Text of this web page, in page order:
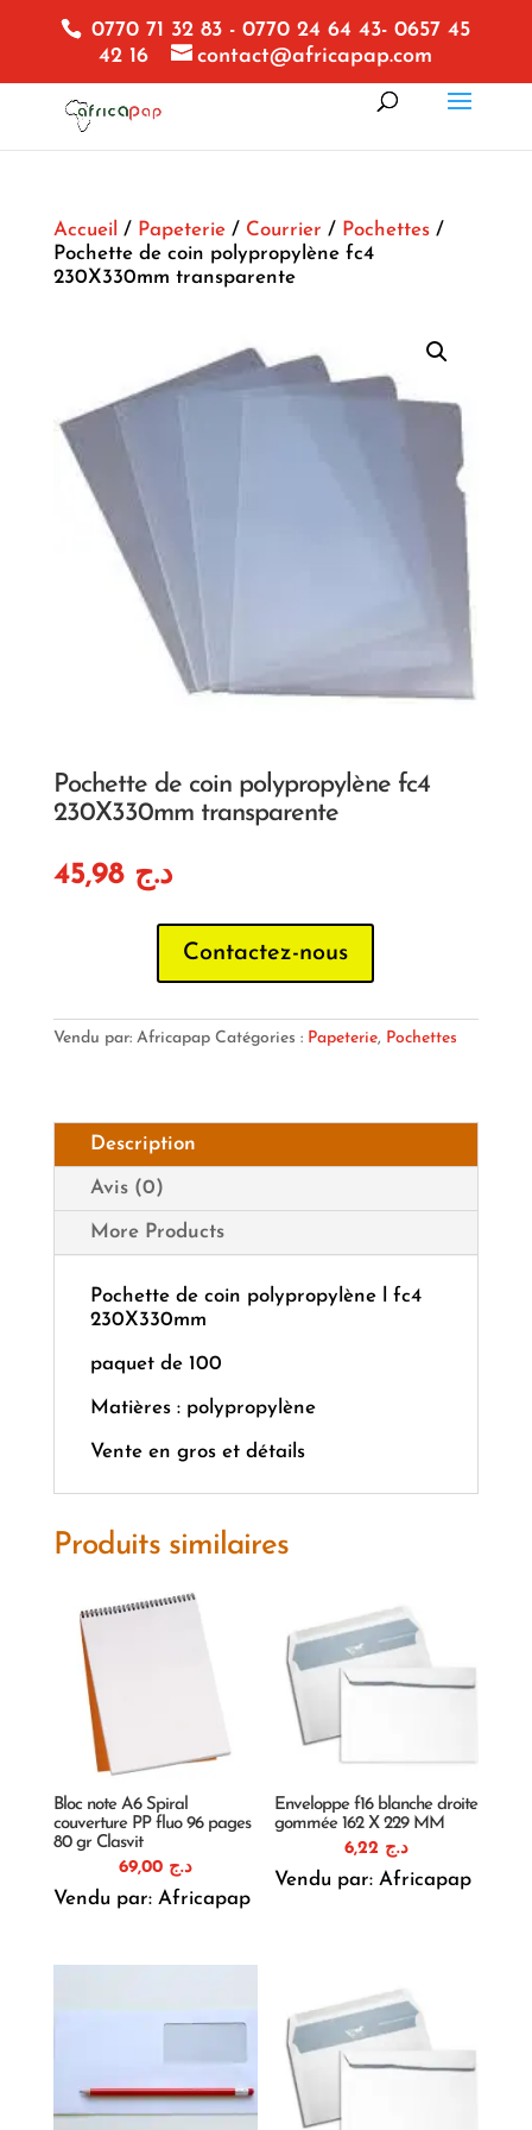
0770 71 32 83 - 0770 24 64 43- 0657 45
42 16
contact@africapap.com
Accueil / Papeterie/ Courrier / Pochettes/
Pochette de coin polypropylène fc4
230X330mm transparente
Pochette de coin polypropylène fc4
230X330mm transparente
د.ج 45,98
Contactez-nous
Vendu par: Africapap Catégories : Papeterie, Pochettes
Description
Avis (0)
More Products
Pochette de coin polypropylène l fc4
230X330mm
paquet de 100
Matières : polypropylène
Vente en gros et détails
Produits similaires
Bloc note A6 Spiral
couverture PP fluo 96 pages
80 gr Clasvit
د.ج 69,00
Vendu par: Africapap
Enveloppe f16 blanche droite
gommée 162 X 229 MM
د.ج
Vendu par: Africapap